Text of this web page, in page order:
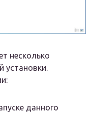
несколько
установки.
данного